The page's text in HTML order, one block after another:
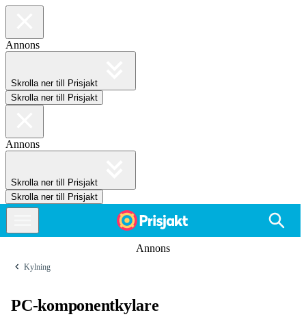
Annons
Skrolla ner till Prisjakt
Skrolla ner till Prisjakt
Annons
Skrolla ner till Prisjakt
Skrolla ner till Prisjakt
Annons
Kylning
PC-komponentkylare